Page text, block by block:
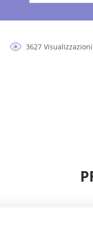
3627 Visualizzazioni